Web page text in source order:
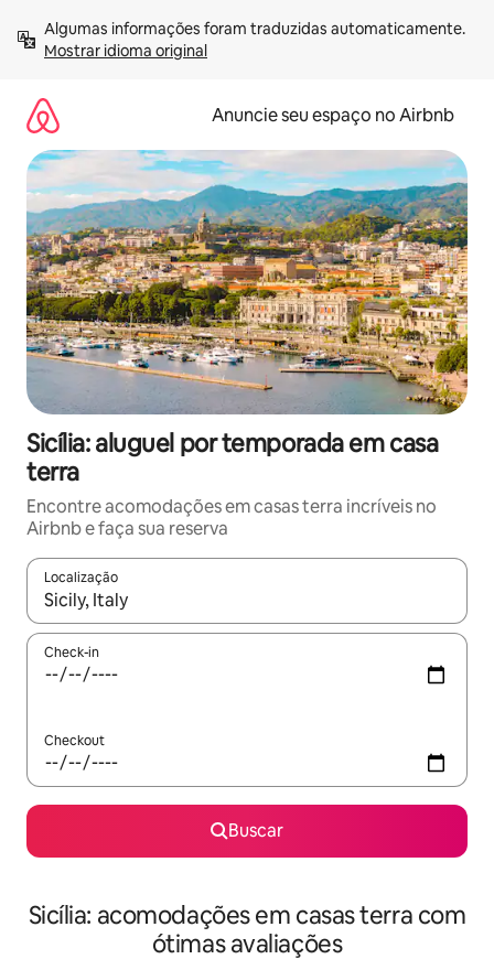
para
Mostrar idioma original
Anuncie seu espaço no Airbnb
Sicília: aluguel por temporada em casa
terra
Encontre acomodações em casas terra incríveis no
Airbnb e faça sua reserva
Localização
Quando os resultados estiverem disponíveis, explore-os
Check-in
Checkout
Buscar
Sicília: acomodações em casas terra com
ótimas avaliações